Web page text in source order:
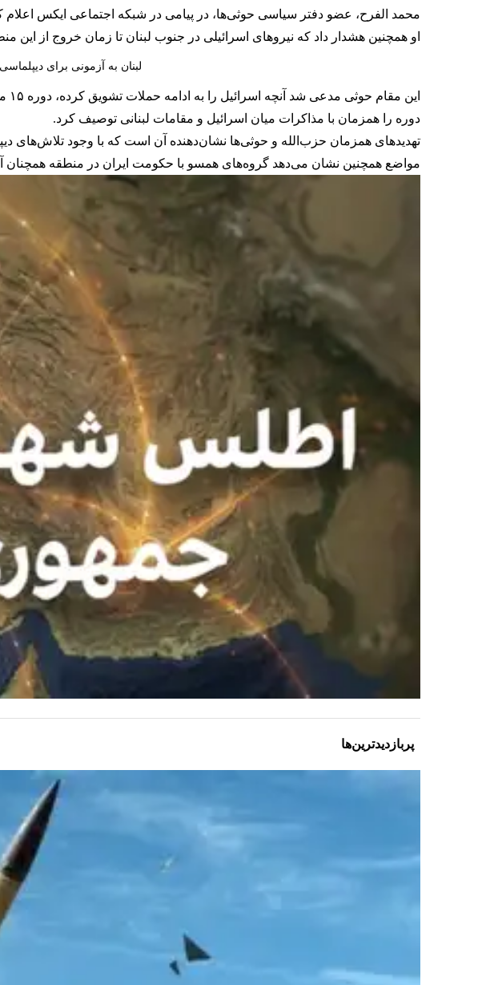
محمد الفرح، عضو دفتر سیاسی حوثی‌ها، در پیامی در شبکه اجتماعی ایکس اعلام
او همچنین هشدار داد که نیروهای اسرائیلی در جنوب لبنان تا زمان خروج از
لبنان به آزمونی برای
دوره را همزمان با مذاکرات میان اسرائیل و مقامات لبنانی توصیف کرد.
تهدیدهای همزمان حزب‌الله و حوثی‌ها نشان‌دهنده آن است که با وجود تلاش‌های
مواضع همچنین نشان می‌دهد گروه‌های همسو با حکومت ایران در منطقه همچنان
پربازدیدترین‌ها